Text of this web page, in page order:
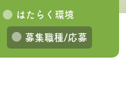
はたらく環境
募集職種/応募